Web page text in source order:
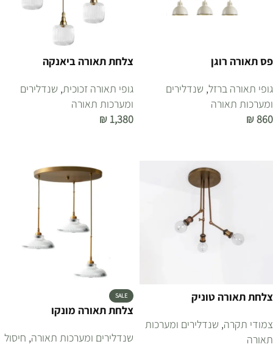
פס תאורה רוגן
גופי תאורה ברזל, שנדלירים
ומערכות תאורה
₪860
צלחת תאורה ביאנקה
גופי תאורה זכוכית, שנדלירים
ומערכות תאורה
₪ 1,380
צלחת תאורה טוניק
צמודי תקרה, שנדלירים ומערכות
תאורה
SALE
צלחת תאורה מונקו
שנדלירים ומערכות תאורה, חיסול